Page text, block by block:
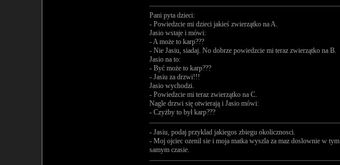
Pani pyta dzieci:
- Powiedzcie mi dzieci jakieś zwierzątko na A.
Jasio wstaje i mówi:
- A może to karp???
- Nie Jasiu, siadaj. No dobrze powiedzcie mi teraz zwierzątko na B.
Jasio na to:
- Być może to karp???
- Jasiu za drzwi!!!
Jasio wychodzi.
- Powiedzcie mi teraz zwierzątko na C.
Nagle drzwi się otwierają i Jasio mówi:
- Czyżby to był karp???
- Jasiu, podaj przyklad jakiegos zbiegu okolicznosci.
- Moj ojciec ozenil sie i moja matka wyszla za maz doslownie w tym
samym czasie.